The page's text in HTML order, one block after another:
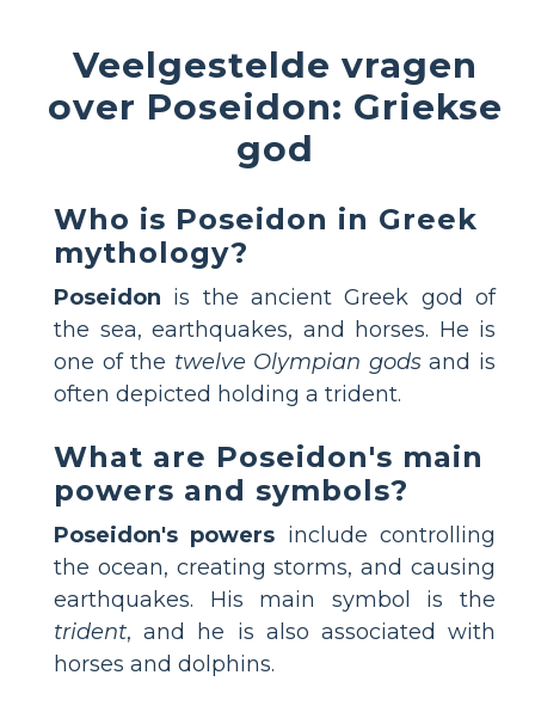
Veelgestelde vragen
over Poseidon: Griekse
god
Who is Poseidon in Greek
mythology?
Poseidon is the ancient Greek god of
the sea, earthquakes, and horses. He is
one of the twelve Olympian godsand is
often depicted holding a trident.
What are Poseidon's main
powers and symbols?
Poseidon's powers include controlling
the ocean, creating storms, and causing
earthquakes. His main symbol is the
trident, and he is also associated with
horses and dolphins.